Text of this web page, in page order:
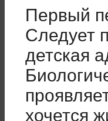
Первый
Следует
детская
хочется